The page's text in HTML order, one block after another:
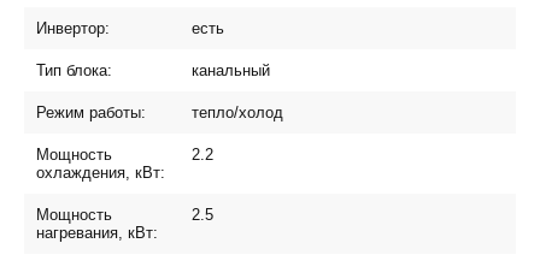
Инвертор: есть
Тип блока: канальный
Режим работы: тепло/холод
Мощность
охлаждения, кВт:
2.2
Мощность
нагревания, кВт:
2.5